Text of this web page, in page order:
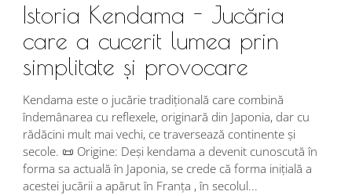
Istoria Kendama - Jucăria
care a cucerit lumea prin
simplitate și provocare
Kendama este o jucărie tradițională care combină
îndemânarea cu reflexele, originară din Japonia, dar cu
rădăcini mult mai vechi, ce traversează continente și
secole. 📜 Origine: Deși kendama a devenit cunoscută în
forma sa actuală în Japonia, se crede că forma inițială a
acestei jucării a apărut în Franța , în secolul...